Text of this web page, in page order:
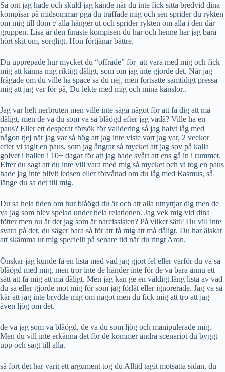
Så ont jag hade och skuld jag kände när du inte fick sitta bredvid dina
kompisar på midsommar pga du träffade mig och sen sprider du rykten
om mig till dom :/ alla hänger ut och sprider rykten om alla i den där
gruppen. Lisa är den finaste kompisen du har och henne har jag bara
hört skit om, sorgligt. Hon förtjänar bättre.
Du upprepade hur mycket du “offrade” för att vara med mig och fick
mig att känna mig riktigt dåligt, som om jag inte gjorde det. När jag
frågade om du ville ha space sa du nej, men fortsatte samtidigt pressa
mig att jag var för på, Du lekte med mig och mina känslor..
Jag var helt nerbruten men ville inte säga något för att få dig att må
dåligt, men de va du som va så blåögd efter jag vadå? Ville ha en
paus? Eller ett desperat försök för validering så jag halvt låg med
någon tjej när jag var så hög att jag inte viste vart jag var, 2 veckor
efter vi tagit en paus, som jag ångrar så mycket att jag sov på kalla
golvet i hallen i 10+ dagar för att jag hade svårt att ens gå in i rummet.
Efter du sagt att du inte vill vara med mig så mycket och vi tog en paus
hade jag inte blivit ledsen eller förvånad om du låg med Rasmus, så
länge du sa det till mig.
Du sa hela tiden om hur blåögd du är och att alla utnyttjar dig men de
va jag som blev spelad under hela relationen. Jag vek mig vid dina
fötter men nu är det jag som är narcissisten? På vilket sätt? Du vill inte
svara på det, du säger bara så för att få mig att må dåligt. Du har älskat
att skämma ut mig speciellt på senare tid när du ringt Aron.
Önskar jag kunde få en lista med vad jag gjort fel eller varför du va så
blåögd med mig, men tror inte de händer inte för de va bara ännu ett
sätt att få mig att må dåligt. Men jag kan ge en väldigt lång lista av vad
du sa eller gjorde mot mig för som jag förlät eller ignorerade. Jag va så
kär att jag inte brydde mig om något men du fick mig att tro att jag
även ljög om det.
de va jag som va blåögd, de va du som ljög och manipulerade mig.
Men du vill inte erkänna det för de kommer ändra scenariot du byggt
upp och sagt till alla.
så fort det har varit ett argument tog du Alltid tagit motsatta sidan, du